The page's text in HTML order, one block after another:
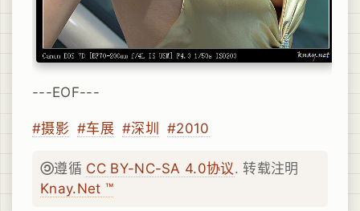
---EOF---
#摄影 #车展 #深圳 #2010
遵循 CC BY-NC-SA 4.0协议. 转载注明
Knay.Net ™